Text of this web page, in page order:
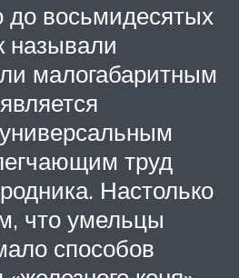
до восьмидесятых
называли
малогабаритным
труд
Настолько
что умельцы
способов